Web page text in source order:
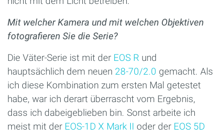
Mit welcher Kamera und mit welchen Objektiven
fotografieren Sie die Serie?
Die Väter-Serie ist mit der EOS R und
hauptsächlich dem neuen 28-70/2.0 gemacht. Als
ich diese Kombination zum ersten Mal getestet
habe, war ich derart überrascht vom Ergebnis,
dass ich dabeigeblieben bin. Sonst arbeite ich
meist mit der EOS-1D X Mark II oder der EOS 5D